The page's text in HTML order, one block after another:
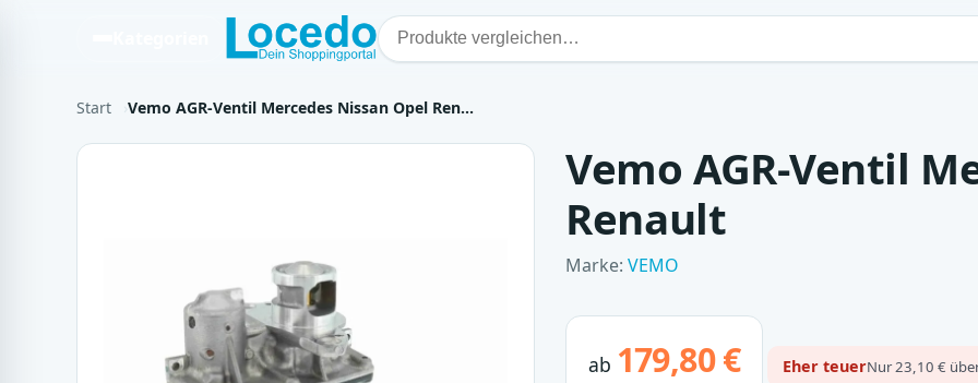
Start Vemo AGR-Ventil Mercedes Nissan Opel Ren…
Vemo AGR-Ventil
Renault
Marke:VEMO
ab 179,80 € Eher teuerNur 23,10 €